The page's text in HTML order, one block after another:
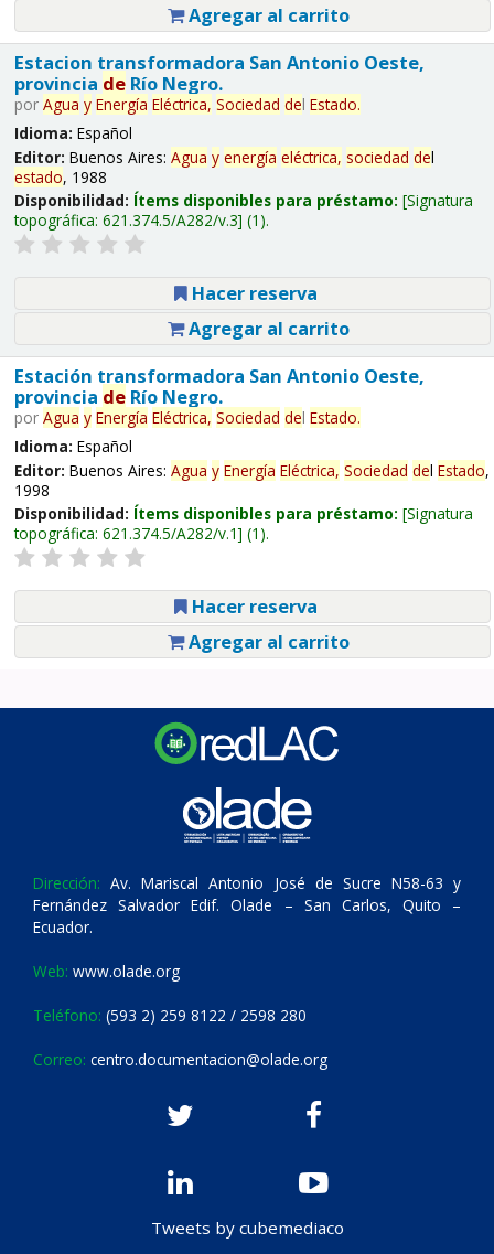
Agregar al carrito
Estacion transformadora San Antonio Oeste,
provincia deRío Negro.
por Agua y Energía Eléctrica, Sociedad del Estado.
Idioma: Español
Editor: Buenos Aires: Agua y energía eléctrica, sociedad del
estado, 1988
Disponibilidad: Ítems disponibles para préstamo: Signatura
topográfica: 621.374.5/A282/v.3 (1).
Hacer reserva
Agregar al carrito
Estación transformadora San Antonio Oeste,
provincia deRío Negro.
por Agua y Energía Eléctrica, Sociedad del Estado.
Idioma: Español
Editor: Buenos Aires: Agua y Energía Eléctrica, Sociedad del Estado,
1998
Disponibilidad: Ítems disponibles para préstamo: Signatura
topográfica: 621.374.5/A282/v.1 (1).
Hacer reserva
Agregar al carrito
Dirección: Av. Mariscal Antonio José de Sucre N58-63 y
Fernández Salvador Edif. Olade – San Carlos, Quito –
Ecuador.
Web: www.olade.org
Teléfono: (593 2) 259 8122 / 2598 280
Correo: centro.documentacion@olade.org
Tweets by cubemediaco